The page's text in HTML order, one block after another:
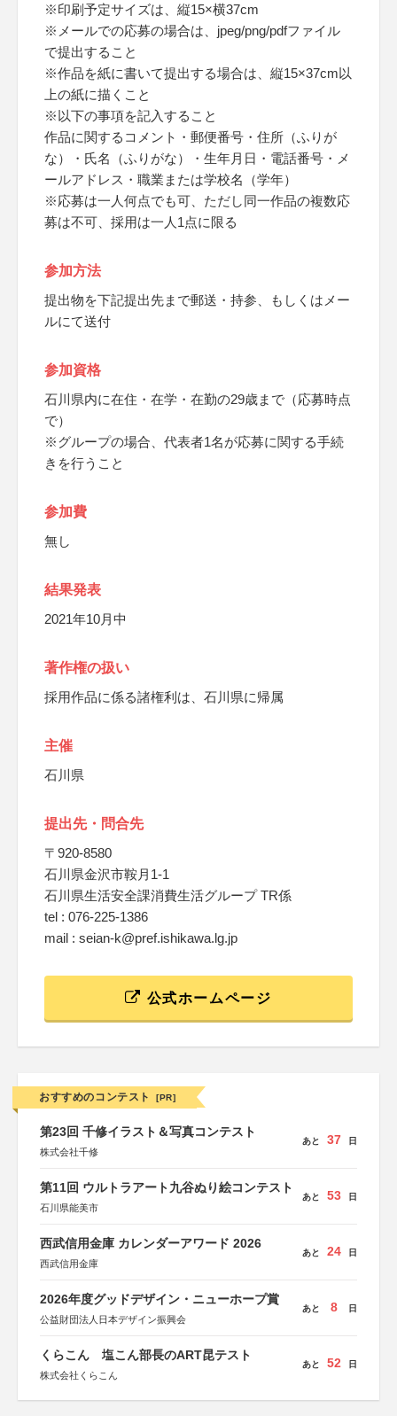
※印刷予定サイズは、縦15×横37cm
※メールでの応募の場合は、jpeg/png/pdfファイル
で提出すること
※作品を紙に書いて提出する場合は、縦15×37cm以
上の紙に描くこと
※以下の事項を記入すること
作品に関するコメント・郵便番号・住所（ふりが
な）・氏名（ふりがな）・生年月日・電話番号・メ
ールアドレス・職業または学校名（学年）
※応募は一人何点でも可、ただし同一作品の複数応
募は不可、採用は一人1点に限る
参加方法
提出物を下記提出先まで郵送・持参、もしくはメー
ルにて送付
参加資格
石川県内に在住・在学・在勤の29歳まで（応募時点
で）
※グループの場合、代表者1名が応募に関する手続
きを行うこと
参加費
無し
結果発表
2021年10月中
著作権の扱い
採用作品に係る諸権利は、石川県に帰属
主催
石川県
提出先・問合先
〒920-8580
石川県金沢市鞍月1-1
石川県生活安全課消費生活グループ TR係
tel : 076-225-1386
mail : seian-k@pref.ishikawa.lg.jp
公式ホームページ
おすすめのコンテスト [PR]
第23回 千修イラスト＆写真コンテスト
株式会社千修
あと 37 日
第11回 ウルトラアート九谷ぬり絵コンテスト
石川県能美市
あと 53 日
西武信用金庫 カレンダーアワード 2026
西武信用金庫
あと 24 日
2026年度グッドデザイン・ニューホープ賞
公益財団法人日本デザイン振興会
あと 8 日
くらこん 塩こん部長のART昆テスト
株式会社くらこん
あと 52 日